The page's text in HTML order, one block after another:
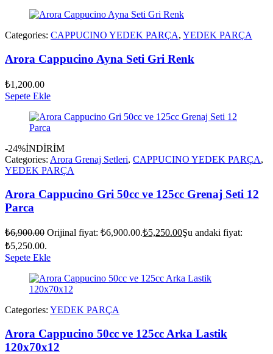
Categories: CAPPUCINO YEDEK PARÇA, YEDEK PARÇA
Arora Cappucino Ayna Seti Gri Renk
₺1,200.00
Sepete Ekle
-24%İNDİRİM
Categories: Arora Grenaj Setleri, CAPPUCINO YEDEK PARÇA,
YEDEK PARÇA
Arora Cappucino Gri 50cc ve 125cc Grenaj Seti 12
Parca
₺6,900.00 Orijinal fiyat: ₺6,900.00.₺5,250.00Şu andaki fiyat:
₺5,250.00.
Sepete Ekle
Categories: YEDEK PARÇA
Arora Cappucino 50cc ve 125cc Arka Lastik
120x70x12